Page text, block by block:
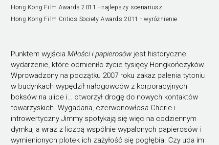
Hong Kong Film Awards 2011 - najlepszy scenariusz
Hong Kong Film Critics Society Awards 2011 - wyróżnienie
Punktem wyjściaMiłości i papierosów jest historyczne
wydarzenie, które odmieniło życie tysięcy Hongkończyków.
Wprowadzony na początku 2007 roku zakaz palenia tytoniu
w budynkach wypędził nałogowców z korporacyjnych
boksów na ulice i… otworzył drogę do nowych kontaktów
towarzyskich. Wygadana, czerwonowłosa Cherie i
introwertyczny Jimmy spotykają się więc na codziennym
dymku, a wraz z liczbą wspólnie wypalonych papierosów i
wymienionych plotek ich zażyłość się pogłębia. Czy uda im